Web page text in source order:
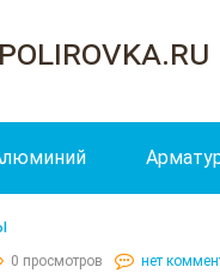
0 просмотров нет